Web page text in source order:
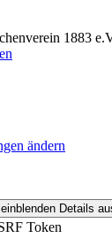
1883
ändern
Details
Token